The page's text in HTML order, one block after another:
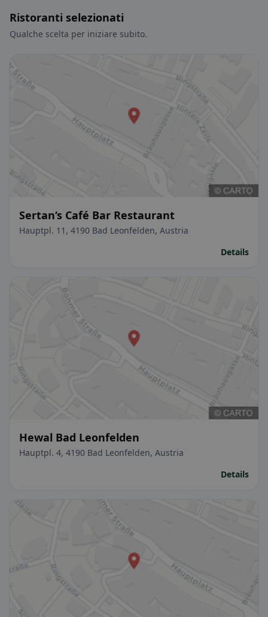
Ristoranti selezionati
Qualche scelta per iniziare subito.
Sertan‘s Café Bar Restaurant
Hauptpl. 11, 4190 Bad Leonfelden, Austria
Details
Hewal Bad Leonfelden
Hauptpl. 4, 4190 Bad Leonfelden, Austria
Details